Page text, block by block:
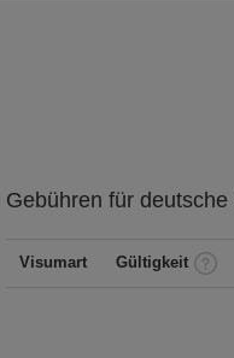
Gebühren für deutsche
Visumart Gültigkeit